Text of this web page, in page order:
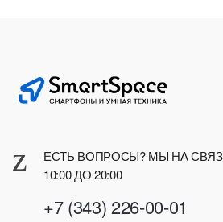
ЕСТЬ ВОПРОСЫ? МЫ НА
10:00 ДО 20:00
+7 (343) 226-00-01